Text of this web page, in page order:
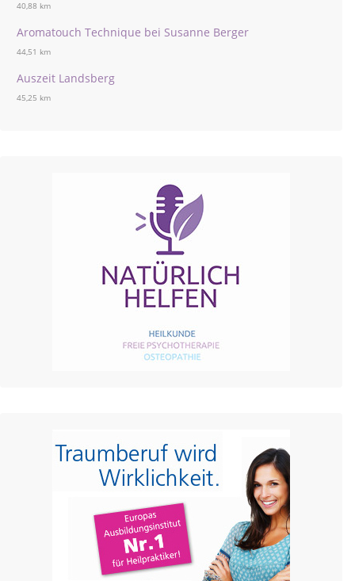
40,88 km
Aromatouch Technique bei Susanne Berger
44,51 km
Auszeit Landsberg
45,25 km